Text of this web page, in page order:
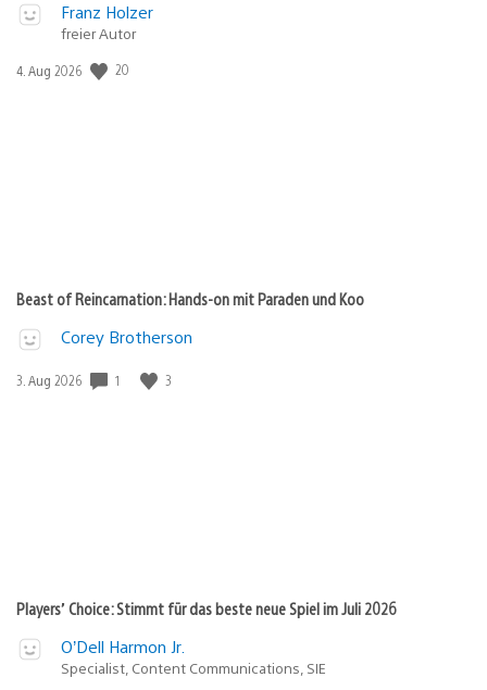
Franz Holzer
freier Autor
Veröffentlichungsdatum:
4. Aug 2026 20
Beast of Reincarnation: Hands-on mit Paraden und Koo
Corey Brotherson
Veröffentlichungsdatum:
3. Aug 2026 1 3
Players’ Choice: Stimmt für das beste neue Spiel im Juli 2026
O’Dell Harmon Jr.
Specialist, Content Communications, SIE